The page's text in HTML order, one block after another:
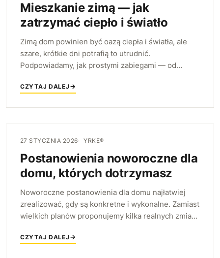
Mieszkanie zimą — jak
zatrzymać ciepło i światło
Zimą dom powinien być oazą ciepła i światła, ale
szare, krótkie dni potrafią to utrudnić.
Podpowiadamy, jak prostymi zabiegami — od
materiały i oświetlenie — zatrzymać we wnętrzu
CZYTAJ DALEJ
27 STYCZNIA 2026 YRKE®
Postanowienia noworoczne dla
domu, których dotrzymasz
Noworoczne postanowienia dla domu najłatwiej
zrealizować, gdy są konkretne i wykonalne. Zamiast
wielkich planów proponujemy kilka realnych zmian
miejsce na odpoczynek — których naprawdę
CZYTAJ DALEJ